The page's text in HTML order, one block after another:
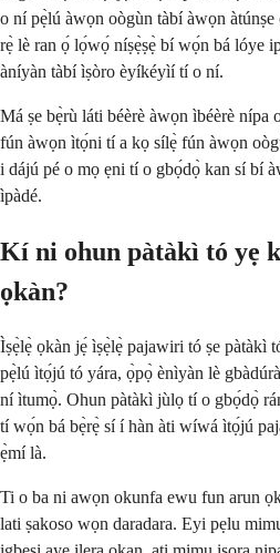
o ní pẹ̀lú àwọn oògùn tàbí àwọn
rẹ̀ lè ran ọ́ lọ́wọ́ níṣẹ̀ṣẹ̀ bí wọ́n bá lóye
àníyàn tàbí ìṣòro èyíkéyìí tí o ní.
Má ṣe bẹ̀rù láti béèrè àwọn ìbéèrè
fún àwọn ìtọ́ni tí a kọ sílẹ̀ fún àwọn
i dájú pé o mọ ẹni tí o gbọ́dọ̀ kan sí bí
ìpàdé.
Kí ni ohun pàtàkì tó yẹ
ọkàn?
Ìṣẹ̀lẹ̀ ọkàn jẹ́ ìṣẹ̀lẹ̀ pajawiri tó ṣe pàtàkì
pẹ̀lú ìtọ́jú tó yára, ọ̀pọ̀ ènìyàn lè
ní ìtumọ̀. Ohun pàtàkì jùlọ tí o gbọ́dọ̀
tí wọ́n bá bẹ̀rẹ̀ sí í hàn àti wíwá ìtọ́jú
ẹ̀mí là.
Ti o ba ni awọn okunfa ewu fun arun
lati ṣakoso wọn daradara. Eyi pẹlu